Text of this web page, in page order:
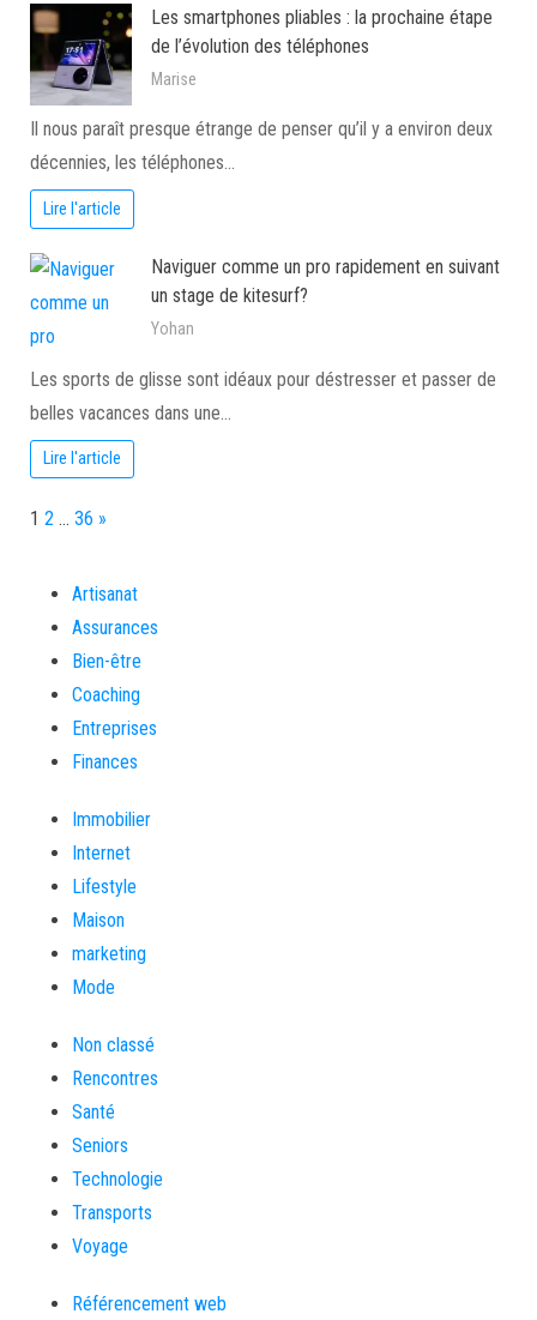
Les smartphones pliables : la prochaine étape
de l’évolution des téléphones
Marise
Il nous paraît presque étrange de penser qu’il y a environ deux
décennies, les téléphones…
Lire l'article
Naviguer comme un pro rapidement en suivant
un stage de kitesurf?
Yohan
Les sports de glisse sont idéaux pour déstresser et passer de
belles vacances dans une…
Lire l'article
Page:
1 2 … 36 Next
»
Artisanat
Assurances
Bien-être
Coaching
Entreprises
Finances
Immobilier
Internet
Lifestyle
Maison
marketing
Mode
Non classé
Rencontres
Santé
Seniors
Technologie
Transports
Voyage
Référencement web